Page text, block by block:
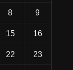
8 9
15 16
22 23